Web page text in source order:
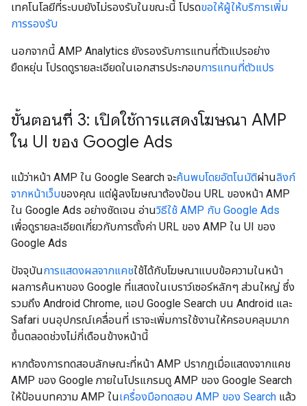
เทคโนโลยีที่ระบบยังไม่รองรับในขณะนี้ โปรดขอให้ผู้ให้บริการเพิ่ม
การรองรับ
นอกจากนี้ AMP Analytics ยังรองรับการแทนที่ตัวแปรอย่าง
ยืดหยุ่น โปรดดูรายละเอียดในเอกสารประกอบการแทนที่ตัวแปร
ขั้นตอนที่ 3: เปิดใช้การแสดงโฆษณา AMP
ใน UI ของ Google Ads
แม้ว่าหน้า AMP ใน Google Search จะค้นพบโดยอัตโนมัติผ่านลิงก์
จากหน้าเว็บของคุณ แต่ผู้ลงโฆษณาต้องป้อน URL ของหน้า AMP
ใน Google Ads อย่างชัดเจน อ่านวิธีใช้ AMP กับ Google Ads
เพื่อดูรายละเอียดเกี่ยวกับการตั้งค่า URL ของ AMP ใน UI ของ
Google Ads
ปัจจุบันการแสดงผลจากแคชใช้ได้กับโฆษณาแบบข้อความในหน้า
ผลการค้นหาของ Google ที่แสดงในเบราว์เซอร์หลักๆ ส่วนใหญ่ ซึ่ง
รวมถึง Android Chrome, แอป Google Search บน Android และ
Safari บนอุปกรณ์เคลื่อนที่ เราจะเพิ่มการใช้งานให้ครอบคลุมมาก
ขึ้นตลอดช่วงไม่กี่เดือนข้างหน้านี้
หากต้องการทดสอบลักษณะที่หน้า AMP ปรากฏเมื่อแสดงจากแคช
AMP ของ Google ภายในโปรแกรมดู AMP ของ Google Search
ให้ป้อนบทความ AMP ในเครื่องมือทดสอบ AMP ของ Search แล้ว